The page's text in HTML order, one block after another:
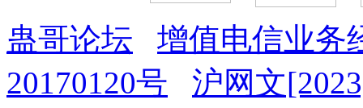
蛊哥论坛
增值电信业务
20170120号
沪网文